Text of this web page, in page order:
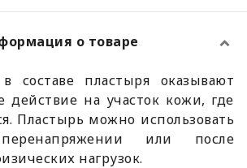
о товаре
составе пластыря оказывают
действие на участок кожи, где
Пластырь можно использовать
или после
нагрузок.